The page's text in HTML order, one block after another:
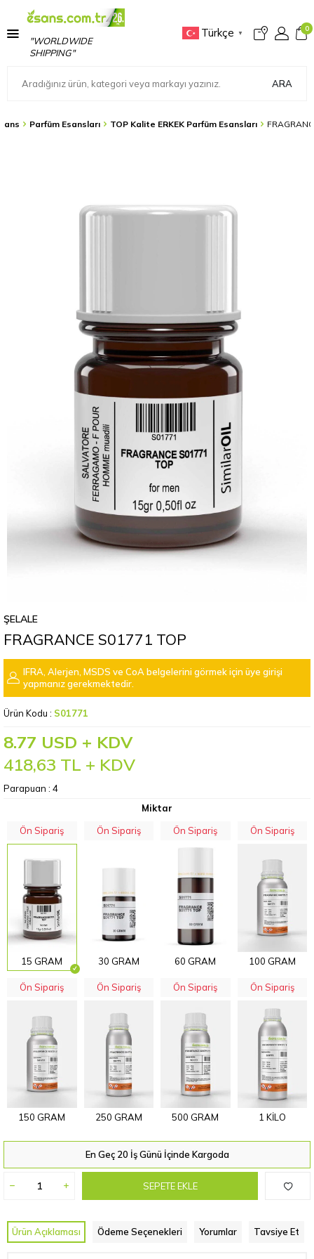
"WORLDWIDE
SHIPPING"
Türkçe ▼
0
ARA
Parfüm Esansları TOP Kalite ERKEK Parfüm Esansları
ŞELALE
FRAGRANCE S01771 TOP
IFRA, Alerjen, MSDS ve CoA belgelerini görmek için üye girişi
yapmanız gerekmektedir.
Ürün Kodu : S01771
8.77 USD + KDV
418,63 TL + KDV
Parapuan : 4
Miktar
Ön Sipariş
15 GRAM
Ön Sipariş
30 GRAM
Ön Sipariş
60 GRAM
Ön Sipariş
100 GRAM
Ön Sipariş
150 GRAM
Ön Sipariş
250 GRAM
Ön Sipariş
500 GRAM
Ön Sipariş
1 KİLO
En Geç 20 İş Günü İçinde Kargoda
SEPETE EKLE
Ürün Açıklaması Ödeme Seçenekleri Yorumlar Tavsiye Et